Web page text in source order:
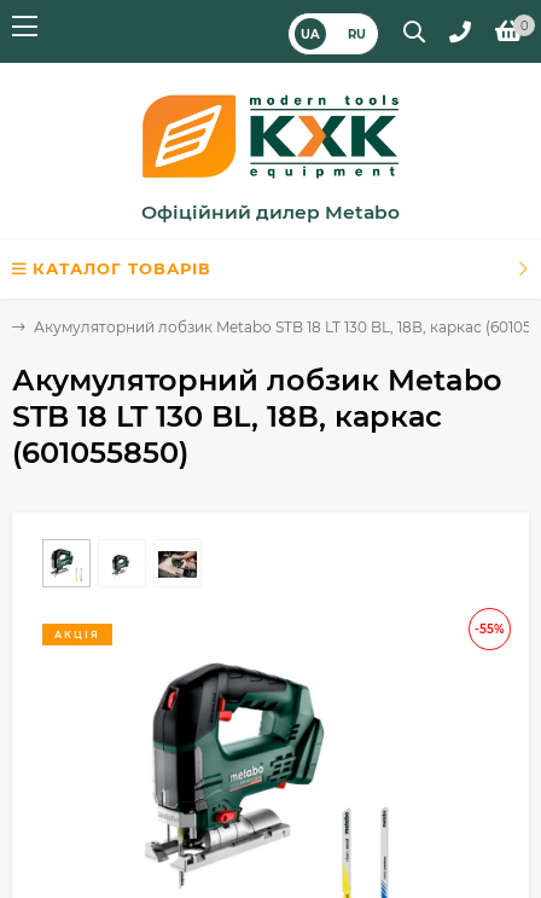
UA RU
0
Офіційний дилер Metabo
КАТАЛОГ ТОВАРІВ
Акумуляторний лобзик Metabo STB 18 LT 130 BL, 18В, каркас
Акумуляторний лобзик Metabo
STB 18 LT 130 BL, 18В, каркас
(601055850)
-55%
АКЦІЯ